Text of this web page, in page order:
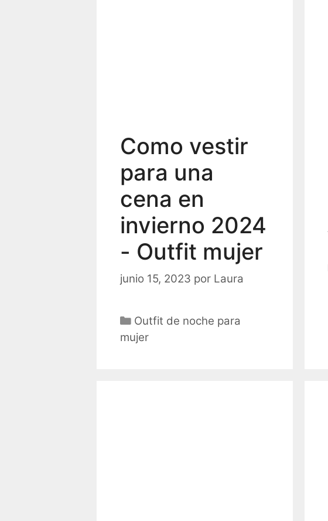
Como vestir
para una
cena en
invierno 2024
- Outfit mujer
junio 15, 2023 por Laura
Categorías
Outfit de noche para
mujer